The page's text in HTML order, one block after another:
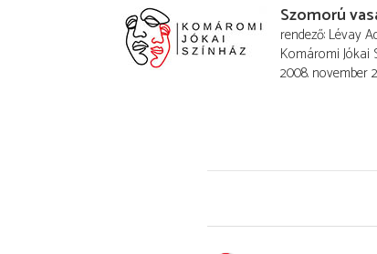
Szomorú
rendező Lévay
Komáromi Jókai
2008. november